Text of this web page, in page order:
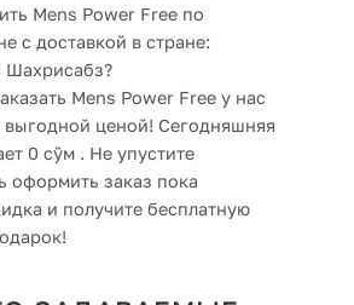
Mens Power Free по
с доставкой в стране:
Шахрисабз?
Mens Power Free у нас
выгодной ценой! Сегодняшняя
0 сўм . Не упустите
оформить заказ пока
и получите бесплатную